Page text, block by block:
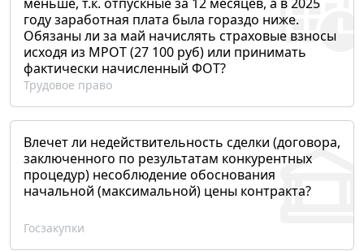
году заработная плата была гораздо ниже.
Обязаны ли за май начислять страховые взносы
исходя из МРОТ (27 100 руб) или принимать
фактически начисленный ФОТ?
Трудовое право
Влечет ли недействительность сделки (договора,
заключенного по результатам конкурентных
процедур) несоблюдение обоснования
начальной (максимальной) цены контракта?
Госзакупки